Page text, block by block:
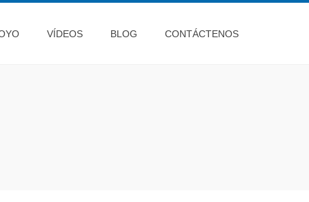
VÍDEOS BLOG CONTÁCTENOS